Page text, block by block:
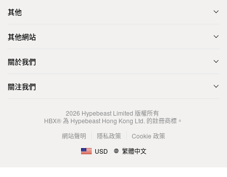
其他
其他網站
關於我們
關注我們
2026 Hypebeast Limited 版權所有
HBX® 為 Hypebeast Hong Kong Ltd. 的註冊商標。
網站聲明
隱私政策
Cookie 政策
USD
繁體中文